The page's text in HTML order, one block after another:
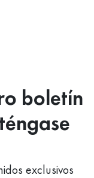
boletín
exclusivos